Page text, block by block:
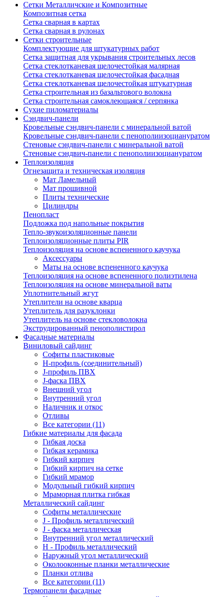
Сетки Металличские и Композитные
Композитная сетка
Сетка сварная в картах
Сетка сварная в рулонах
Сетки строительные
Комплектующие для штукатурных работ
Сетка защитная для укрывания строительных лесов
Сетка стеклотканевая щелочестойкая малярная
Сетка стеклотканевая щелочестойкая фасадная
Сетка стеклотканевая щелочестойкая штукатурная
Сетка строительная из базальтового волокна
Сетка строительная самоклеющаяся / серпянка
Сухие пиломатериалы
Сэндвич-панели
Кровельные сэндвич-панели с минеральной ватой
Кровельные сэндвич-панели с пенополиизоциануратом
Стеновые сэндвич-панели с минеральной ватой
Стеновые сэндвич-панели с пенополиизоциануратом
Теплоизоляция
Огнезащита и техническая изоляция
Мат Ламельный
Мат прошивной
Плиты технические
Цилиндры
Пенопласт
Подложка под напольные покрытия
Тепло-звукоизоляционные панели
Теплоизоляционные плиты PIR
Теплоизоляция на основе вспененного каучука
Аксессуары
Маты на основе вспененного каучука
Теплоизоляция на основе вспененного полиэтилена
Теплоизоляция на основе минеральной ваты
Уплотнительный жгут
Утеплители на основе кварца
Утеплитель для разуклонки
Утеплитель на основе стекловолокна
Экструдированный пенополистирол
Фасадные материалы
Виниловый сайдинг
Cофиты пластиковые
H-профиль (соединительный)
J-профиль ПВХ
J-фаска ПВХ
Внешний угол
Внутренний угол
Наличник и откос
Отливы
Все категории (11)
Гибкие материалы для фасада
Гибкая доска
Гибкая керамика
Гибкий кирпич
Гибкий кирпич на сетке
Гибкий мрамор
Модульный гибкий кирпич
Мраморная плитка гибкая
Металлический сайдинг
Cофиты металлические
J - Профиль металлический
J - фаска металлическая
Внутренний угол металлический
Н - Профиль металлический
Наружный угол металлический
Околооконные планки металлические
Планки отлива
Все категории (11)
Термопанели фасадные